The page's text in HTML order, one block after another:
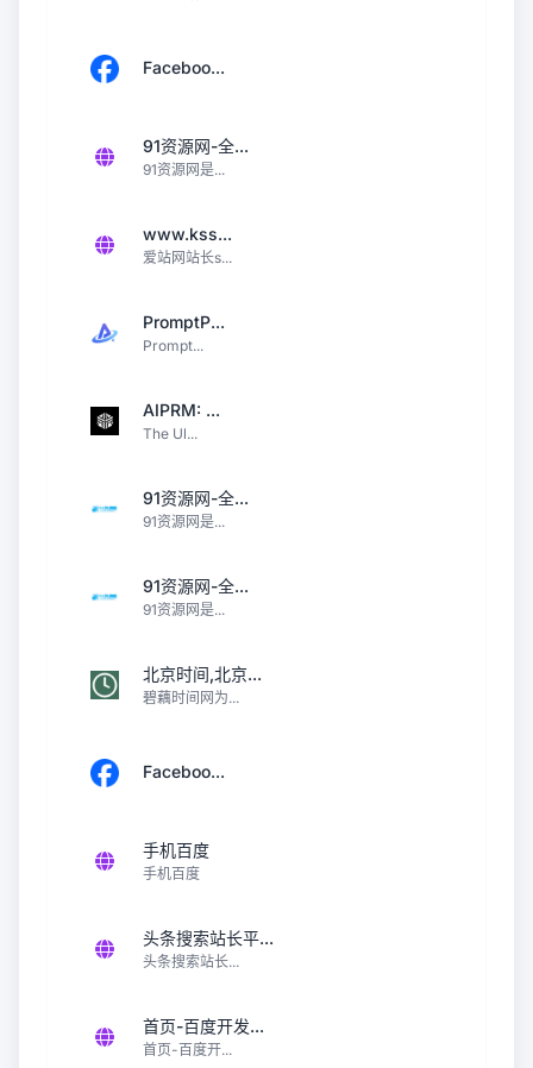
Faceboo...
91资源网-全...
91资源网是...
www.kss...
爱站网站长s...
PromptP...
Prompt...
AIPRM: ...
The Ul...
91资源网-全...
91资源网是...
91资源网-全...
91资源网是...
北京时间,北京...
碧藕时间网为...
Faceboo...
手机百度
手机百度
头条搜索站长平...
头条搜索站长...
首页-百度开发...
首页-百度开...